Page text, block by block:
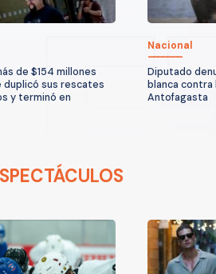
de $154 millones
duplicó sus rescates
y terminó en
Nacional
Diputado
blanca
Antofagasta